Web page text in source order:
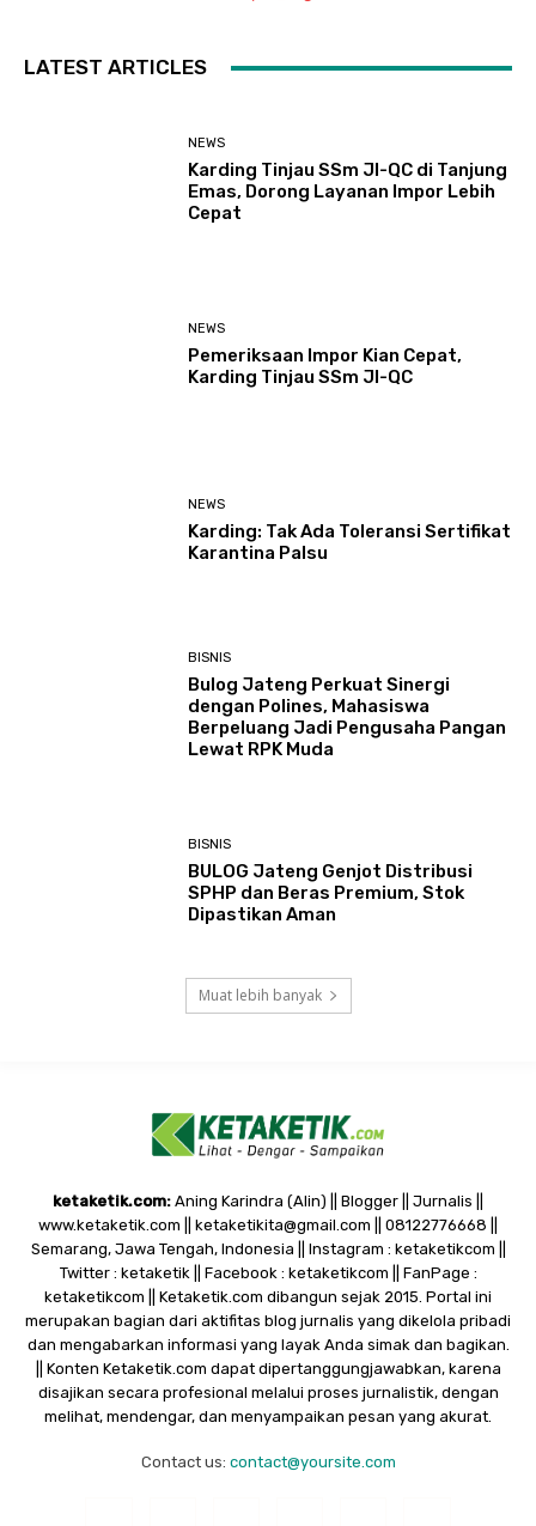
LATEST ARTICLES
NEWS
Karding Tinjau SSm JI-QC di Tanjung
Emas, Dorong Layanan Impor Lebih
Cepat
NEWS
Pemeriksaan Impor Kian Cepat,
Karding Tinjau SSm JI-QC
NEWS
Karding: Tak Ada Toleransi Sertifikat
Karantina Palsu
BISNIS
Bulog Jateng Perkuat Sinergi
dengan Polines, Mahasiswa
Berpeluang Jadi Pengusaha Pangan
Lewat RPK Muda
BISNIS
BULOG Jateng Genjot Distribusi
SPHP dan Beras Premium, Stok
Dipastikan Aman
Muat lebih banyak
ketaketik.com: Aning Karindra (Alin) || Blogger || Jurnalis ||
www.ketaketik.com || ketaketikita@gmail.com || 08122776668 ||
Semarang, Jawa Tengah, Indonesia || Instagram : ketaketikcom ||
Twitter : ketaketik || Facebook : ketaketikcom || FanPage :
ketaketikcom || Ketaketik.com dibangun sejak 2015. Portal ini
merupakan bagian dari aktifitas blog jurnalis yang dikelola pribadi
dan mengabarkan informasi yang layak Anda simak dan bagikan.
|| Konten Ketaketik.com dapat dipertanggungjawabkan, karena
disajikan secara profesional melalui proses jurnalistik, dengan
melihat, mendengar, dan menyampaikan pesan yang akurat.
Contact us: contact@yoursite.com